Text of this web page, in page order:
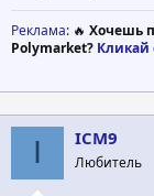
Реклама: 🔥 Хочешь
Polymarket? Кликай
I ICM9
Любитель